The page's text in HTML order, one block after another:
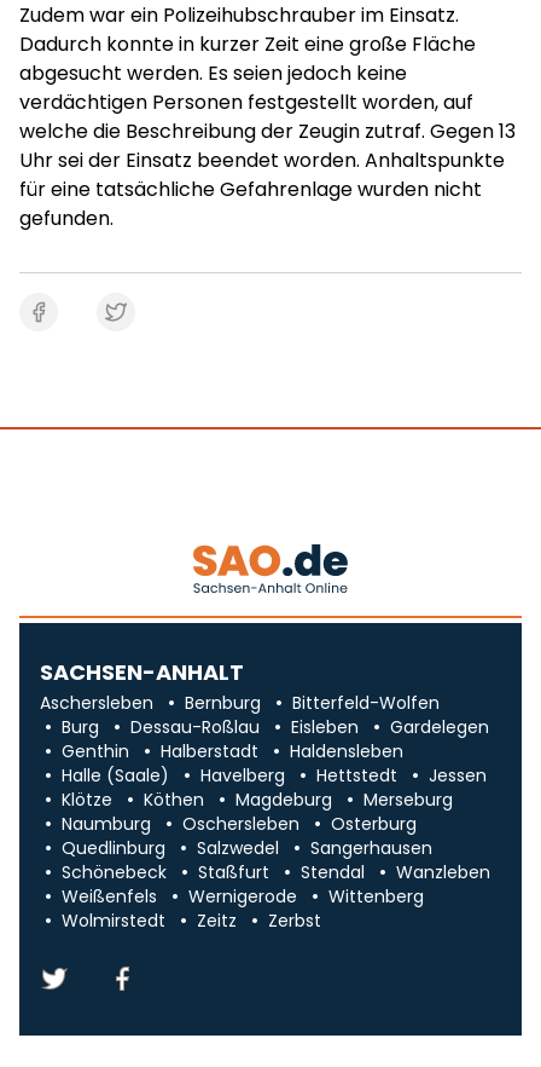
Zudem war ein Polizeihubschrauber im Einsatz.
Dadurch konnte in kurzer Zeit eine große Fläche
abgesucht werden. Es seien jedoch keine
verdächtigen Personen festgestellt worden, auf
welche die Beschreibung der Zeugin zutraf. Gegen 13
Uhr sei der Einsatz beendet worden. Anhaltspunkte
für eine tatsächliche Gefahrenlage wurden nicht
gefunden.
SACHSEN-ANHALT
Aschersleben Bernburg
Bitterfeld-Wolfen
Burg
Dessau-Roßlau Eisleben
Gardelegen
Genthin
Halberstadt
Haldensleben
Halle (Saale)
Havelberg Hettstedt
Jessen
Klötze
Köthen Magdeburg
Merseburg
Naumburg
Oschersleben
Osterburg
Quedlinburg
Salzwedel
Sangerhausen
Schönebeck
Staßfurt Stendal
Wanzleben
Weißenfels
Wernigerode
Wittenberg
Wolmirstedt
Zeitz Zerbst